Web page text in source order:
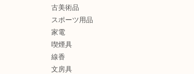
古美術品
スポーツ用品
家電
喫煙具
線香
文房具